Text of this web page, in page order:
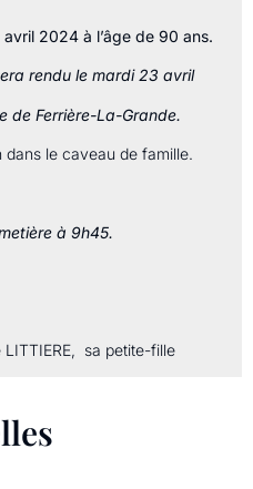
2024 à l’âge de 90 ans.
rendu le mardi 23 avril
de Ferrière-La-Grande.
le caveau de famille.
à 9h45.
sa petite-fille